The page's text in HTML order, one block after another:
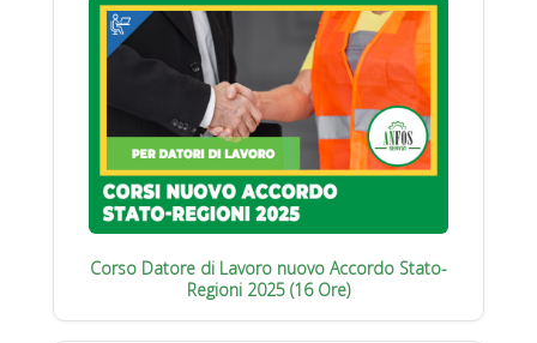
Corso Datore di Lavoro nuovo Accordo Stato-
Regioni 2025 (16 Ore)